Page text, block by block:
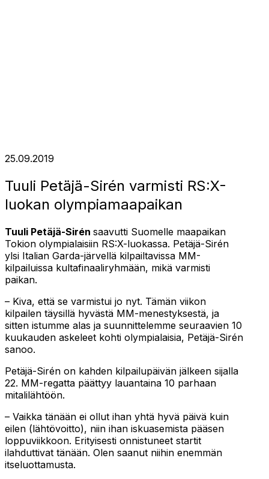
25.09.2019
Tuuli Petäjä-Sirén varmisti RS:X-
luokan olympiamaapaikan
Tuuli Petäjä-Sirén saavutti Suomelle maapaikan
Tokion olympialaisiin RS:X-luokassa. Petäjä-Sirén
ylsi Italian Garda-järvellä kilpailtavissa MM-
kilpailuissa kultafinaaliryhmään, mikä varmisti
paikan.
– Kiva, että se varmistui jo nyt. Tämän viikon
kilpailen täysillä hyvästä MM-menestyksestä, ja
sitten istumme alas ja suunnittelemme seuraavien 10
kuukauden askeleet kohti olympialaisia, Petäjä-Sirén
sanoo.
Petäjä-Sirén on kahden kilpailupäivän jälkeen sijalla
22. MM-regatta päättyy lauantaina 10 parhaan
mitalilähtöön.
– Vaikka tänään ei ollut ihan yhtä hyvä päivä kuin
eilen (lähtövoitto), niin ihan iskuasemista pääsen
loppuviikkoon. Erityisesti onnistuneet startit
ilahduttivat tänään. Olen saanut niihin enemmän
itseluottamusta.